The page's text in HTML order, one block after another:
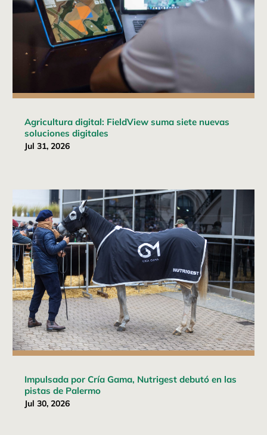
Agricultura digital: FieldView suma siete nuevas
soluciones digitales
Jul 31, 2026
Impulsada por Cría Gama, Nutrigest debutó en las
pistas de Palermo
Jul 30, 2026